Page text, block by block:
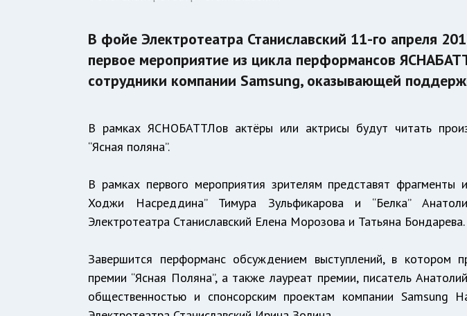
В фойе Электротеатра Станиславский 11-го апреля
первое мероприятие из цикла перформансов
сотрудники компании Samsung, оказывающей
В рамках ЯСНОБАТТЛов актёры или актрисы будут читать
“Ясная поляна”.
В рамках первого мероприятия зрителям представят фрагменты
Ходжи Насреддина” Тимура Зульфикарова и “Белка”
Электротеатра Станиславский Елена Морозова и Татьяна Бондарева.
Завершится перформанс обсуждением выступлений, в котором
премии “Ясная Поляна”, а также лауреат премии, писатель
общественностью и спонсорским проектам компании Samsung